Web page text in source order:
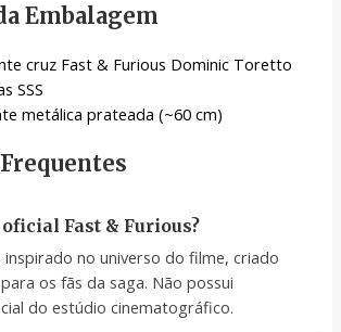
Embalagem
cruz Fast & Furious Dominic Toretto
SSS
metálica prateada (~60 cm)
Fast & Furious?
inspirado no universo do filme, criado
os fãs da saga. Não possui
do estúdio cinematográfico.